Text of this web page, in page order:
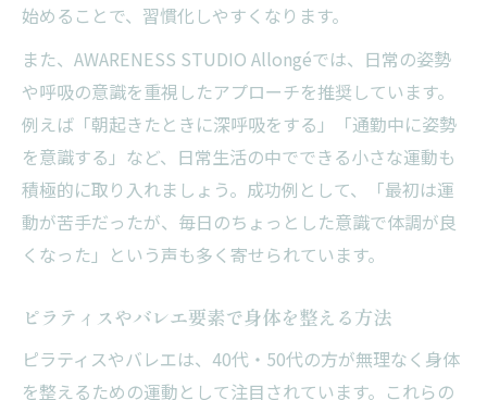
始めることで、習慣化しやすくなります。
また、AWARENESS STUDIO Allongéでは、日常の姿勢
や呼吸の意識を重視したアプローチを推奨しています。
例えば「朝起きたときに深呼吸をする」「通勤中に姿勢
を意識する」など、日常生活の中でできる小さな運動も
積極的に取り入れましょう。成功例として、「最初は運
動が苦手だったが、毎日のちょっとした意識で体調が良
くなった」という声も多く寄せられています。
ピラティスやバレエ要素で身体を整える方法
ピラティスやバレエは、40代・50代の方が無理なく身体
を整えるための運動として注目されています。これらの